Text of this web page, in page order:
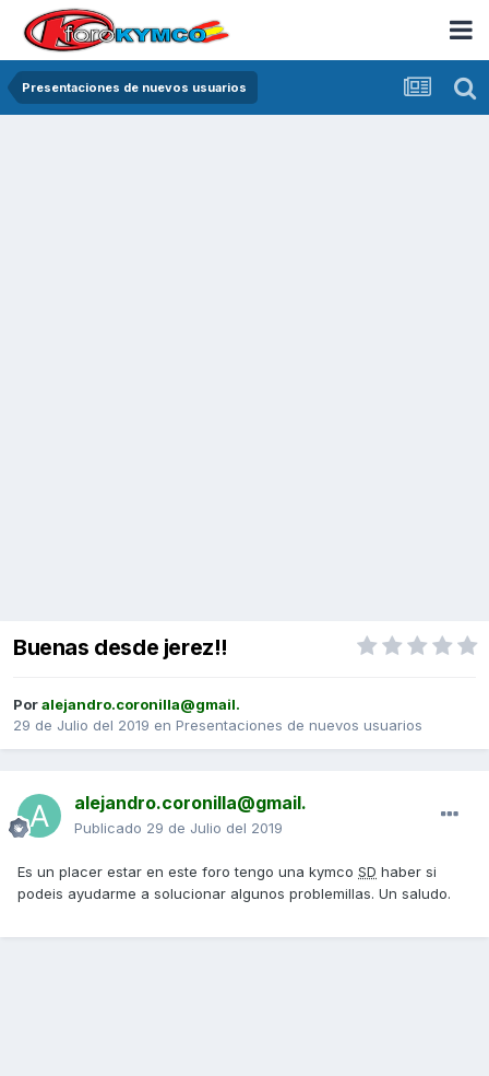
Presentaciones de nuevos usuarios
Buenas desde jerez!!
Poralejandro.coronilla@gmail.
29 de Julio del 2019 en Presentaciones de nuevos usuarios
alejandro.coronilla@gmail.
Publicado 29 de Julio del 2019
Es un placer estar en este foro tengo una kymco SD haber si
podeis ayudarme a solucionar algunos problemillas. Un saludo.